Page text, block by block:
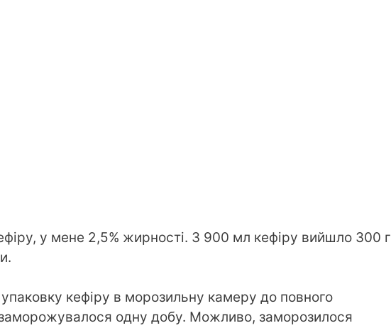
у мене 2,5% жирності. З 900 мл кефіру вийшло 300 г
кефіру в морозильну камеру до повного
одну добу. Можливо, заморозилося